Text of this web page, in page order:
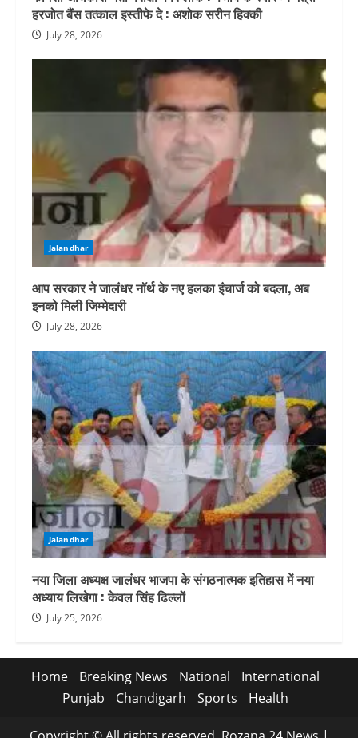
हरजोत बैंस तत्काल इस्तीफे दे : अशोक सरीन हिक्की
July 28, 2026
Jalandhar
आप सरकार ने जालंधर नॉर्थ के नए हलका इंचार्ज को बदला, अब
इनको मिली जिम्मेदारी
July 28, 2026
Jalandhar
नया जिला अध्यक्ष जालंधर भाजपा के संगठनात्मक इतिहास में नया
अध्याय लिखेगा : केवल सिंह ढिल्लों
July 25, 2026
Home Breaking News National
International
Punjab
Chandigarh Sports Health